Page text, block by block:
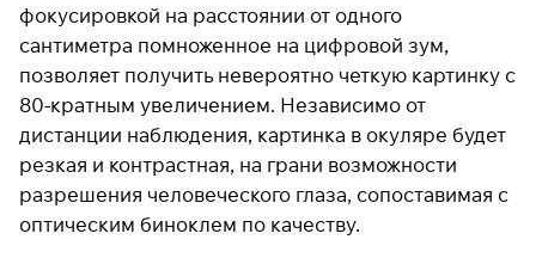
фокусировкой на расстоянии от одного
сантиметра помноженное на цифровой зум,
позволяет получить невероятно четкую картинку с
80-кратным увеличением. Независимо от
дистанции наблюдения, картинка в окуляре будет
резкая и контрастная, на грани возможности
разрешения человеческого глаза, сопоставимая с
оптическим биноклем по качеству.
25
раз в 2
недели
Остались вопросы?
8 800 302-02-51
plait.ru